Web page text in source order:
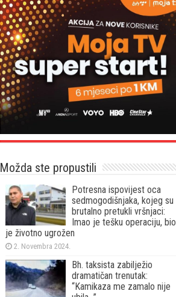
Možda ste propustili
Potresna ispovijest oca
sedmogodišnjaka, kojeg su
brutalno pretukli vršnjaci:
Imao je tešku operaciju, bio
je životno ugrožen
2. Novembra 2024.
Bh. taksista zabilježio
dramatičan trenutak:
“Kamikaza me zamalo nije